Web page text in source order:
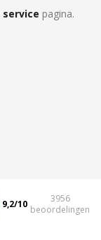
service pagina.
9,2/10
3956
beoordelingen